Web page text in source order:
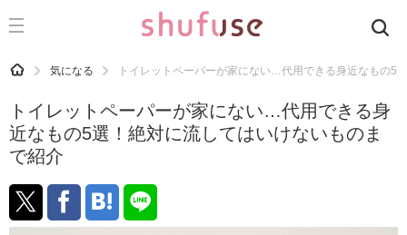
CATEGORY 記事カテゴリ
運気
洗濯
生活の知恵
お金
HOME 気になる トイレットペーパーが家にない…代用できる身近なもの5
トイレットペーパーが家にない…代用できる身
近なもの5選！絶対に流してはいけないものま
で紹介